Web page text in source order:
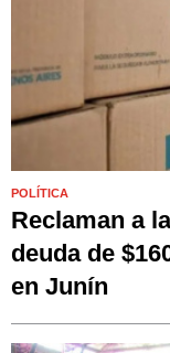
POLÍTICA
Reclaman a
deuda de
en Junín